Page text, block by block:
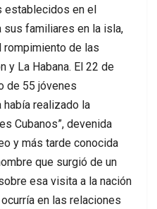
establecidos en el
sus familiares en la isla,
de las
y La Habana. El 22 de
de 55 jóvenes
realizado la
Cubanos”, devenida
y más tarde conocida
que surgió de un
esa visita a la nación
en las relaciones